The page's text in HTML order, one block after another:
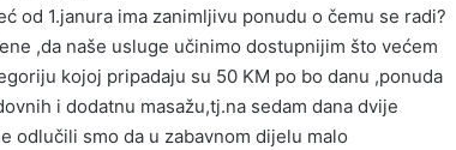
od 1.janura ima zanimljivu ponudu o čemu se radi?
,da naše usluge učinimo dostupnijim što većem
kojoj pripadaju su 50 KM po bo danu ,ponuda
i dodatnu masažu,tj.na sedam dana dvije
odlučili smo da u zabavnom dijelu malo